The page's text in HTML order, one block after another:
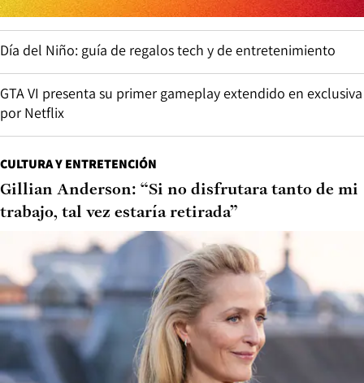
Día del Niño: guía de regalos tech y de entretenimiento
GTA VI presenta su primer gameplay extendido en exclusiva
por Netflix
CULTURA Y ENTRETENCIÓN
Gillian Anderson: “Si no disfrutara tanto de mi
trabajo, tal vez estaría retirada”